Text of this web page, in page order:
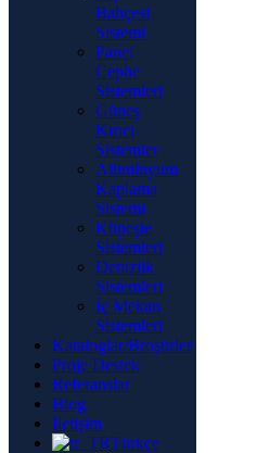
Bahçesi
Sistemi
Panel
Cephe
Sistemleri
Güneş
Kırıcı
Sistemler
Alüminyum
Kaplama
Sistemi
Küpeşte
Sistemleri
Denizlik
Sistemleri
İç Mekan
Sistemleri
Kataloglar/Broşürler
Proje Destek
Referanslar
Blog
İletişim
Türkçe